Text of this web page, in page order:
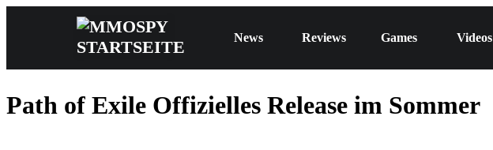
News Reviews Games Videos
Path of Exile Offizielles Release im Sommer